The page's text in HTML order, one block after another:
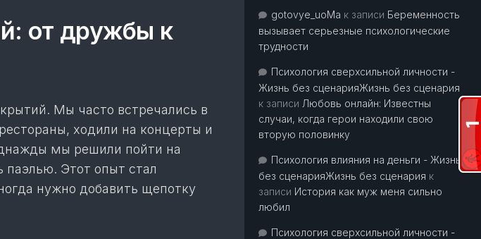
от дружбы к
Мы часто встречались в
ходили на концерты и
мы решили пойти на
паэлью. Этот опыт стал
нужно добавить щепотку
gotovye_uoMa к записи Беременность
вызывает серьезные психологические
трудности
Психология сверхсильной личности -
Жизнь без сценарияЖизнь без сценария
к записи Любовь онлайн: Известны
случаи, когда герои находили свою
вторую половинку
Психология влияния на деньги - Жизнь
без сценарияЖизнь без сценария к
записи История как муж меня сильно
любил
Психология сверхсильной личности -